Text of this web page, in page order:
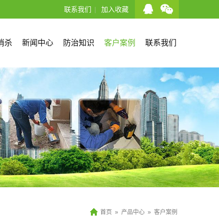
联系我们 | 加入收藏
杀 新闻中心 防治知识 客户案例 联系我们
首页 » 产品中心 » 客户案例